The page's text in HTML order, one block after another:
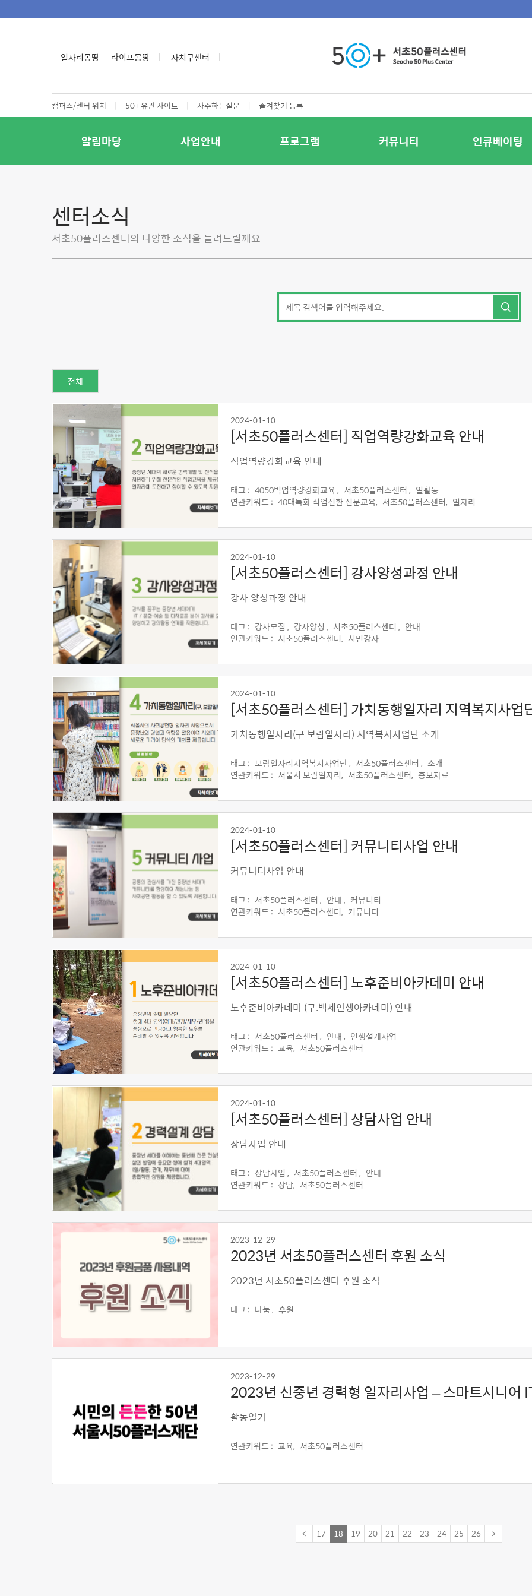
일자리몽땅 라이프몽땅 자치구센터
캠퍼스/센터 위치 | 50+ 유관 사이트 | 자주하는질문 | 즐겨찾기 등록
알림마당 사업안내 프로그램 커뮤니티 인큐베이팅
센터소식
서초50플러스센터의 다양한 소식을 들려드릴께요
전체
2024-01-10
[서초50플러스센터] 직업역량강화교육 안내
직업역량강화교육 안내
태그 : 4050빅업역량강화교육 , 서초50플러스센터 , 일활동
연관키워드 : 40대특화 직업전환 전문교육, 서초50플러스센터, 일자리
2024-01-10
[서초50플러스센터] 강사양성과정 안내
강사 양성과정 안내
태그 : 강사모집 , 강사양성 , 서초50플러스센터 , 안내
연관키워드 : 서초50플러스센터, 시민강사
2024-01-10
[서초50플러스센터] 가치동행일자리 지역복지사업
가치동행일자리(구 보람일자리) 지역복지사업단 소개
태그 : 보람일자리지역복지사업단 , 서초50플러스센터 , 소개
연관키워드 : 서울시 보람일자리, 서초50플러스센터, 홍보자료
2024-01-10
[서초50플러스센터] 커뮤니티사업 안내
커뮤니티사업 안내
태그 : 서초50플러스센터 , 안내 , 커뮤니티
연관키워드 : 서초50플러스센터, 커뮤니티
2024-01-10
[서초50플러스센터] 노후준비아카데미 안내
노후준비아카데미 (구.백세인생아카데미) 안내
태그 : 서초50플러스센터 , 안내 , 인생설계사업
연관키워드 : 교육, 서초50플러스센터
2024-01-10
[서초50플러스센터] 상담사업 안내
상담사업 안내
태그 : 상담사업 , 서초50플러스센터 , 안내
연관키워드 : 상담, 서초50플러스센터
2023-12-29
2023년 서초50플러스센터 후원 소식
2023년 서초50플러스센터 후원 소식
태그 : 나눔 , 후원
2023-12-29
2023년 신중년 경력형 일자리사업 – 스마트시니어
활동일기
연관키워드 : 교육, 서초50플러스센터
< 17 18 19 20 21 22 23 24 25 26 >